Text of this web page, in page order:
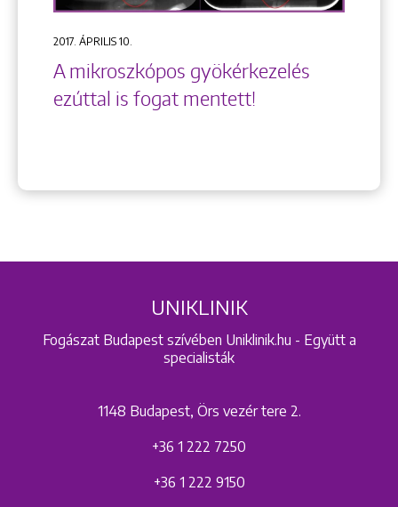
2017. ÁPRILIS 10.
A mikroszkópos gyökérkezelés
ezúttal is fogat mentett!
UNIKLINIK
Fogászat Budapest szívében Uniklinik.hu - Együtt a
specialisták
1148 Budapest, Örs vezér tere 2.
+36 1 222 7250
+36 1 222 9150